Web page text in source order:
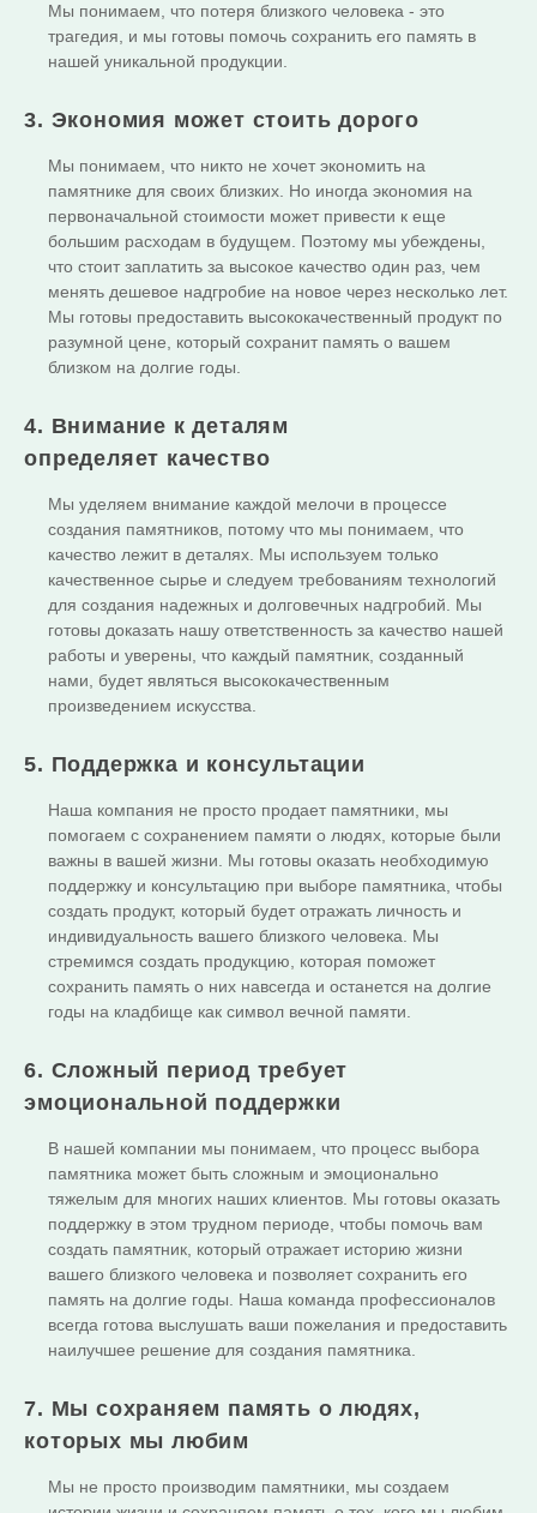
Мы понимаем, что потеря близкого человека - это
трагедия, и мы готовы помочь сохранить его память в
нашей уникальной продукции.
3. Экономия может стоить дорого
Мы понимаем, что никто не хочет экономить на
памятнике для своих близких. Но иногда экономия на
первоначальной стоимости может привести к еще
большим расходам в будущем. Поэтому мы убеждены,
что стоит заплатить за высокое качество один раз, чем
менять дешевое надгробие на новое через несколько лет.
Мы готовы предоставить высококачественный продукт по
разумной цене, который сохранит память о вашем
близком на долгие годы.
4. Внимание к деталям
определяет качество
Мы уделяем внимание каждой мелочи в процессе
создания памятников, потому что мы понимаем, что
качество лежит в деталях. Мы используем только
качественное сырье и следуем требованиям технологий
для создания надежных и долговечных надгробий. Мы
готовы доказать нашу ответственность за качество нашей
работы и уверены, что каждый памятник, созданный
нами, будет являться высококачественным
произведением искусства.
5. Поддержка и консультации
Наша компания не просто продает памятники, мы
помогаем с сохранением памяти о людях, которые были
важны в вашей жизни. Мы готовы оказать необходимую
поддержку и консультацию при выборе памятника, чтобы
создать продукт, который будет отражать личность и
индивидуальность вашего близкого человека. Мы
стремимся создать продукцию, которая поможет
сохранить память о них навсегда и останется на долгие
годы на кладбище как символ вечной памяти.
6. Сложный период требует
эмоциональной поддержки
В нашей компании мы понимаем, что процесс выбора
памятника может быть сложным и эмоционально
тяжелым для многих наших клиентов. Мы готовы оказать
поддержку в этом трудном периоде, чтобы помочь вам
создать памятник, который отражает историю жизни
вашего близкого человека и позволяет сохранить его
память на долгие годы. Наша команда профессионалов
всегда готова выслушать ваши пожелания и предоставить
наилучшее решение для создания памятника.
7. Мы сохраняем память о людях,
которых мы любим
Мы не просто производим памятники, мы создаем